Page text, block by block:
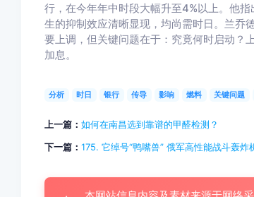
行，在今年年中时段大幅升至4%以上。他
生的抑制效应清晰显现，均尚需时日。兰乔
要上调，但关键问题在于：究竟何时启动？
加息。
分析 时日 银行 传导 影响 燃料 关键问题
上一篇： 如何在南昌选到靠谱的甲醛检测？
下一篇： 175. 它绰号“鸭嘴兽” 俄军高性能战斗轰